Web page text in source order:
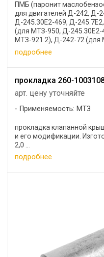
ПМБ (паронит
для двигателей Д-242, Д-
Д-245.30Е2-469, Д-
(для МТЗ-950, Д-245.30Е2-
МТЗ-921.2), Д-242-72 (для
подробнее
прокладка 260-
арт. цену уточняйте
Применяемость: МТЗ
прокладка клапанной
и его модификации.
2,0 ...
подробнее